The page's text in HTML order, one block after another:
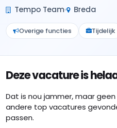
Tempo Team Breda
Overige functies Tijdelijk
Deze vacature is
Dat is nou jammer, maar
andere top vacatures
passen.